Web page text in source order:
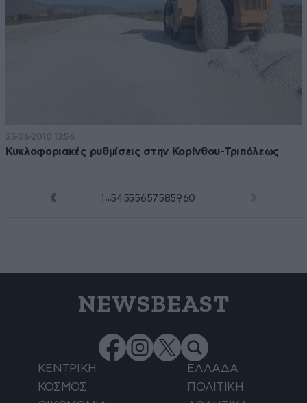
25·06·2010 13:56
Κυκλοφοριακές ρυθμίσεις στην Κορίνθου-Τριπόλεως
1 ...54 55 56 57 5859 60
NEWSBEAST
ΚΕΝΤΡΙΚΗ
ΕΛΛΑΔΑ
ΚΟΣΜΟΣ
ΠΟΛΙΤΙΚΗ